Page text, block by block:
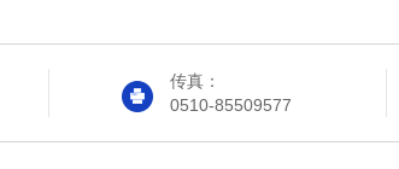
传真：
0510-85509577